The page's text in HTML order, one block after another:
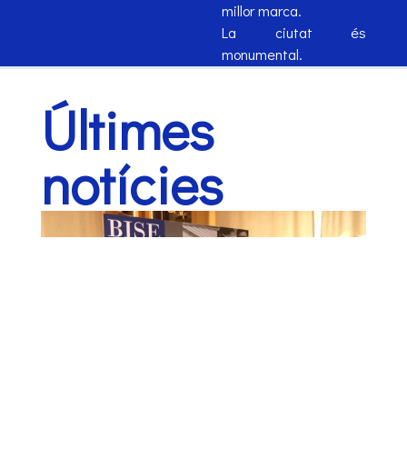
millor marca.
La ciutat és
monumental.
Últimes
notícies